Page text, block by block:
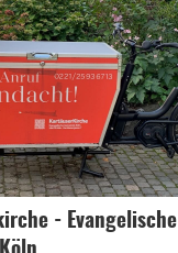
- Evangelische